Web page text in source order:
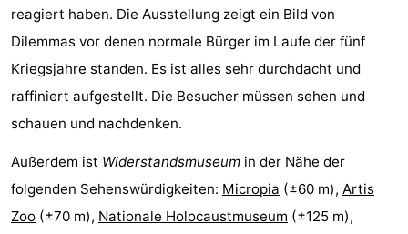
&
Städte
Führungen
Sport
-
Radfahren
-
Nachtleben
reagiert haben. Die Ausstellung zeigt ein Bild von
Dilemmas vor denen normale Bürger im Laufe der fünf
Kriegsjahre standen. Es ist alles sehr durchdacht und
raffiniert aufgestellt. Die Besucher müssen sehen und
schauen und nachdenken.
Außerdem ist Widerstandsmuseum in der Nähe der
folgenden Sehenswürdigkeiten: Micropia (±60 m), Artis
Zoo (±70 m), Nationale Holocaustmuseum (±125 m),